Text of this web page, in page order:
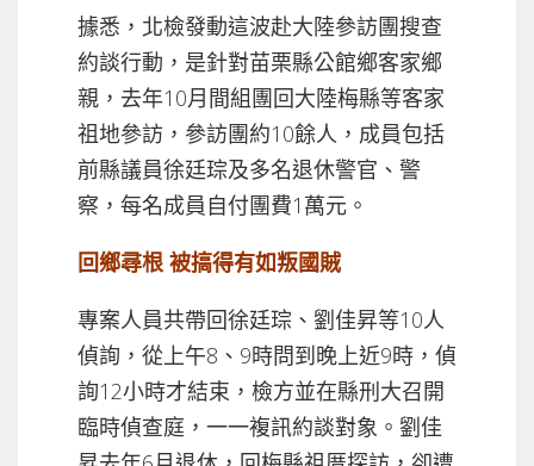
據悉，北檢發動這波赴大陸參訪團搜查
約談行動，是針對苗栗縣公館鄉客家鄉
親，去年10月間組團回大陸梅縣等客家
祖地參訪，參訪團約10餘人，成員包括
前縣議員徐廷琮及多名退休警官、警
察，每名成員自付團費1萬元。
回鄉尋根 被搞得有如叛國賊
專案人員共帶回徐廷琮、劉佳昇等10人
偵詢，從上午8、9時問到晚上近9時，偵
詢12小時才結束，檢方並在縣刑大召開
臨時偵查庭，一一複訊約談對象。劉佳